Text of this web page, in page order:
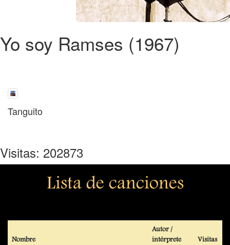
Yo soy Ramses (1967)
Tanguito
Visitas: 202873
Lista de canciones
Nombre
Autor /
intérprete
Visitas